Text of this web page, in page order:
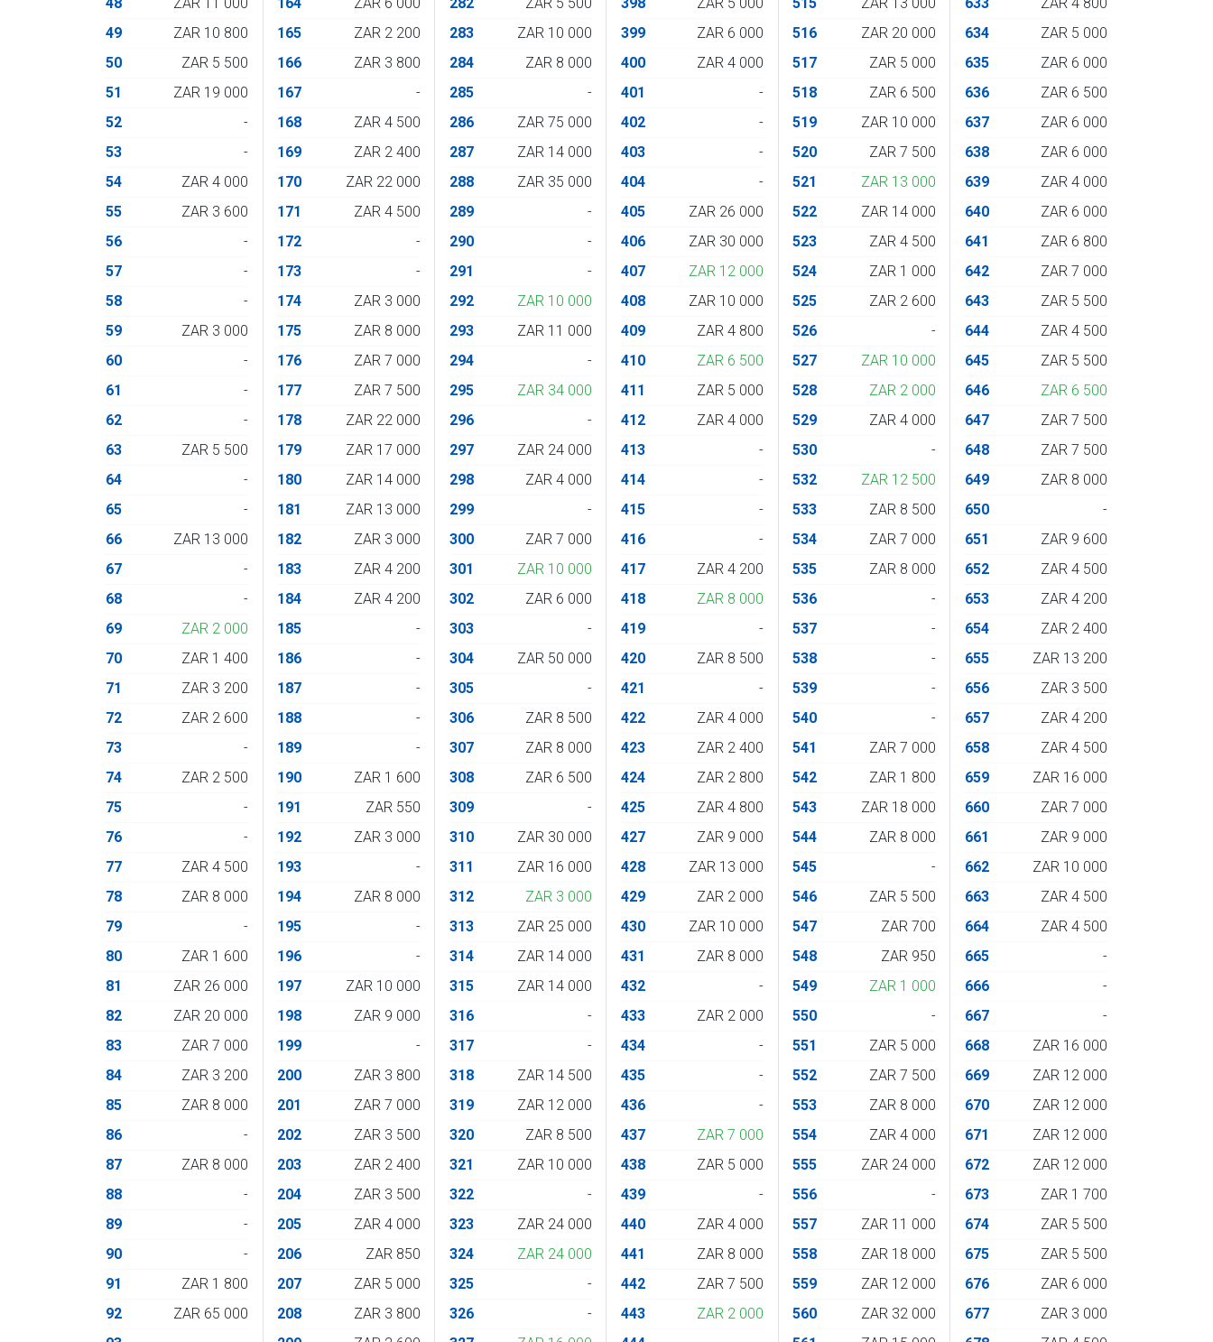
49
ZAR 10 800
50
ZAR 5 500
51
ZAR 19 000
52
-
53
-
54
ZAR 4 000
55
ZAR 3 600
56
-
57
-
58
-
59
ZAR 3 000
60
-
61
-
62
-
63
ZAR 5 500
64
-
65
-
66
ZAR 13 000
67
-
68
-
69
ZAR 2 000
70
ZAR 1 400
71
ZAR 3 200
72
ZAR 2 600
73
-
74
ZAR 2 500
75
-
76
-
77
ZAR 4 500
78
ZAR 8 000
79
-
80
ZAR 1 600
81
ZAR 26 000
82
ZAR 20 000
83
ZAR 7 000
84
ZAR 3 200
85
ZAR 8 000
86
-
87
ZAR 8 000
88
-
89
-
90
-
91
ZAR 1 800
92
ZAR 65 000
165
ZAR 2 200
166
ZAR 3 800
167
-
168
ZAR 4 500
169
ZAR 2 400
170
ZAR 22 000
171
ZAR 4 500
172
-
173
-
174
ZAR 3 000
175
ZAR 8 000
176
ZAR 7 000
177
ZAR 7 500
178
ZAR 22 000
179
ZAR 17 000
180
ZAR 14 000
181
ZAR 13 000
182
ZAR 3 000
183
ZAR 4 200
184
ZAR 4 200
185
-
186
-
187
-
188
-
189
-
190
ZAR 1 600
191
ZAR 550
192
ZAR 3 000
193
-
194
ZAR 8 000
195
-
196
-
197
ZAR 10 000
198
ZAR 9 000
199
-
200
ZAR 3 800
201
ZAR 7 000
202
ZAR 3 500
203
ZAR 2 400
204
ZAR 3 500
205
ZAR 4 000
206
ZAR 850
207
ZAR 5 000
208
ZAR 3 800
283
ZAR 10 000
284
ZAR 8 000
285
-
286
ZAR 75 000
287
ZAR 14 000
288
ZAR 35 000
289
-
290
-
291
-
292
ZAR 10 000
293
ZAR 11 000
294
-
295
ZAR 34 000
296
-
297
ZAR 24 000
298
ZAR 4 000
299
-
300
ZAR 7 000
301
ZAR 10 000
302
ZAR 6 000
303
-
304
ZAR 50 000
305
-
306
ZAR 8 500
307
ZAR 8 000
308
ZAR 6 500
309
-
310
ZAR 30 000
311
ZAR 16 000
312
ZAR 3 000
313
ZAR 25 000
314
ZAR 14 000
315
ZAR 14 000
316
-
317
-
318
ZAR 14 500
319
ZAR 12 000
320
ZAR 8 500
321
ZAR 10 000
322
-
323
ZAR 24 000
324
ZAR 24 000
325
-
326
-
399
ZAR 6 000
400
ZAR 4 000
401
-
402
-
403
-
404
-
405
ZAR 26 000
406
ZAR 30 000
407
ZAR 12 000
408
ZAR 10 000
409
ZAR 4 800
410
ZAR 6 500
411
ZAR 5 000
412
ZAR 4 000
413
-
414
-
415
-
416
-
417
ZAR 4 200
418
ZAR 8 000
419
-
420
ZAR 8 500
421
-
422
ZAR 4 000
423
ZAR 2 400
424
ZAR 2 800
425
ZAR 4 800
427
ZAR 9 000
428
ZAR 13 000
429
ZAR 2 000
430
ZAR 10 000
431
ZAR 8 000
432
-
433
ZAR 2 000
434
-
435
-
436
-
437
ZAR 7 000
438
ZAR 5 000
439
-
440
ZAR 4 000
441
ZAR 8 000
442
ZAR 7 500
443
ZAR 2 000
516
ZAR 20 000
517
ZAR 5 000
518
ZAR 6 500
519
ZAR 10 000
520
ZAR 7 500
521
ZAR 13 000
522
ZAR 14 000
523
ZAR 4 500
524
ZAR 1 000
525
ZAR 2 600
526
-
527
ZAR 10 000
528
ZAR 2 000
529
ZAR 4 000
530
-
532
ZAR 12 500
533
ZAR 8 500
534
ZAR 7 000
535
ZAR 8 000
536
-
537
-
538
-
539
-
540
-
541
ZAR 7 000
542
ZAR 1 800
543
ZAR 18 000
544
ZAR 8 000
545
-
546
ZAR 5 500
547
ZAR 700
548
ZAR 950
549
ZAR 1 000
550
-
551
ZAR 5 000
552
ZAR 7 500
553
ZAR 8 000
554
ZAR 4 000
555
ZAR 24 000
556
-
557
ZAR 11 000
558
ZAR 18 000
559
ZAR 12 000
560
ZAR 32 000
634
ZAR 5 000
635
ZAR 6 000
636
ZAR 6 500
637
ZAR 6 000
638
ZAR 6 000
639
ZAR 4 000
640
ZAR 6 000
641
ZAR 6 800
642
ZAR 7 000
643
ZAR 5 500
644
ZAR 4 500
645
ZAR 5 500
646
ZAR 6 500
647
ZAR 7 500
648
ZAR 7 500
649
ZAR 8 000
650
-
651
ZAR 9 600
652
ZAR 4 500
653
ZAR 4 200
654
ZAR 2 400
655
ZAR 13 200
656
ZAR 3 500
657
ZAR 4 200
658
ZAR 4 500
659
ZAR 16 000
660
ZAR 7 000
661
ZAR 9 000
662
ZAR 10 000
663
ZAR 4 500
664
ZAR 4 500
665
-
666
-
667
-
668
ZAR 16 000
669
ZAR 12 000
670
ZAR 12 000
671
ZAR 12 000
672
ZAR 12 000
673
ZAR 1 700
674
ZAR 5 500
675
ZAR 5 500
676
ZAR 6 000
677
ZAR 3 000